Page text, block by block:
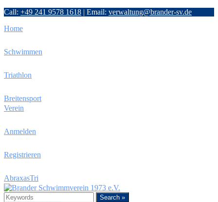
Call: +49 241 9578 1618 | Email: verwaltung@brander-sv.de
Home
Schwimmen
Triathlon
Breitensport
Verein
Anmelden
Registrieren
AbraxasTri
Search »